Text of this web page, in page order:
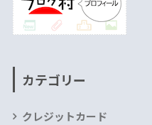
カテゴリー
クレジットカード